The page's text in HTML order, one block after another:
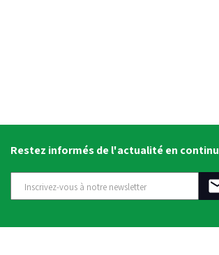
Restez informés de l'actualité en continu